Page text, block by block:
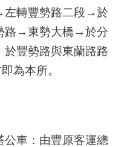
左轉豐勢路二段→於
路→東勢大橋→於分
於豐勢路與東蘭路路
為本所。
車：由豐原客運總